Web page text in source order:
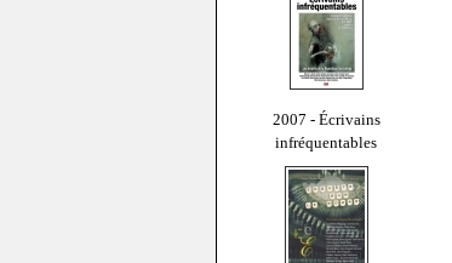
2007 - Écrivains
infréquentables